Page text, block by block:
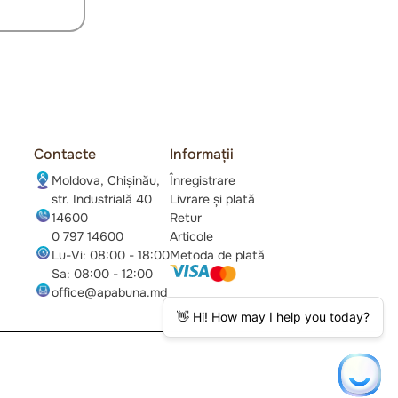
Contacte
Moldova, Chișinău,
str. Industrială 40
14600
0 797 14600
Lu-Vi: 08:00 - 18:00
Sa: 08:00 - 12:00
office@apabuna.md
Informații
Înregistrare
Livrare și plată
Retur
Articole
Metoda de plată